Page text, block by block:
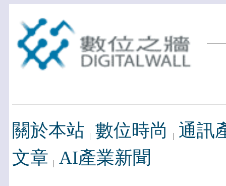
關於本站 數位時尚
通訊
文章 AI產業新聞